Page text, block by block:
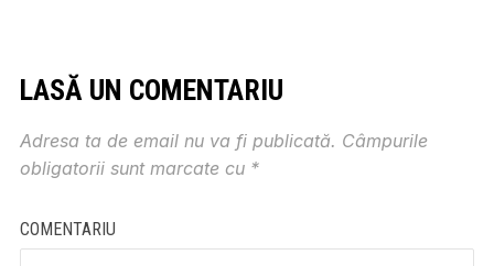
LASĂ UN COMENTARIU
Adresa ta de email nu va fi publicată. Câmpurile
obligatorii sunt marcate cu *
COMENTARIU